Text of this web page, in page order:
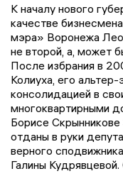
К началу нового
качестве
мэра» Воронежа
не второй, а, может
После избрания в
Колиуха, его
консолидацией в
многоквартирными
Борисе
отданы в руки
верного
Галины